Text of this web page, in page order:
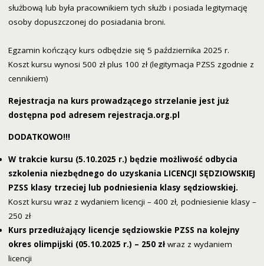
służbową lub była pracownikiem tych służb i posiada legitymację
osoby dopuszczonej do posiadania broni.
Egzamin kończący kurs odbędzie się 5 października 2025 r.
Koszt kursu wynosi 500 zł plus 100 zł (legitymacja PZSS zgodnie z
cennikiem)
Rejestracja na kurs prowadzącego strzelanie jest już
dostępna pod adresem rejestracja.org.pl
DODATKOWO!!!
W trakcie kursu (5.10.2025 r.) będzie możliwość odbycia
szkolenia niezbędnego do uzyskania LICENCJI SĘDZIOWSKIEJ
PZSS klasy trzeciej lub podniesienia klasy sędziowskiej.
Koszt kursu wraz z wydaniem licencji – 400 zł, podniesienie klasy –
250 zł
Kurs przedłużający licencje sędziowskie PZSS na kolejny
okres olimpijski (05.10.2025 r.) – 250 złwraz z wydaniem
licencji